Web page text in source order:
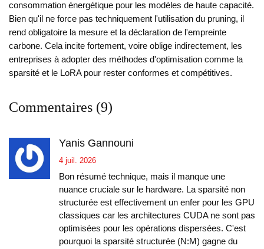
consommation énergétique pour les modèles de haute capacité.
Bien qu'il ne force pas techniquement l'utilisation du pruning, il
rend obligatoire la mesure et la déclaration de l'empreinte
carbone. Cela incite fortement, voire oblige indirectement, les
entreprises à adopter des méthodes d'optimisation comme la
sparsité et le LoRA pour rester conformes et compétitives.
Commentaires (9)
Yanis Gannouni
4 juil. 2026
Bon résumé technique, mais il manque une
nuance cruciale sur le hardware. La sparsité non
structurée est effectivement un enfer pour les GPU
classiques car les architectures CUDA ne sont pas
optimisées pour les opérations dispersées. C'est
pourquoi la sparsité structurée (N:M) gagne du